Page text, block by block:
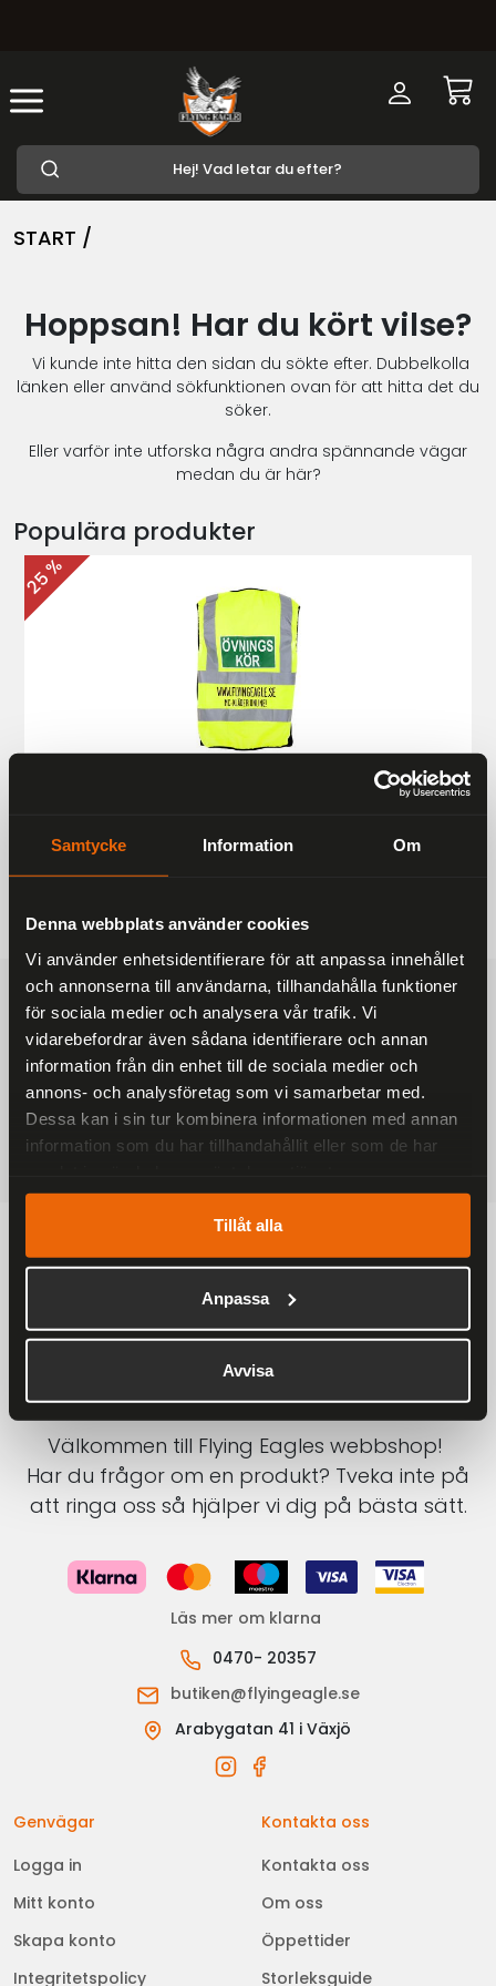
Samtycke Information Om
Denna webbplats använder cookies
Vi använder enhetsidentifierare för att anpassa innehållet
och annonserna till användarna, tillhandahålla funktioner
för sociala medier och analysera vår trafik. Vi
vidarebefordrar även sådana identifierare och annan
information från din enhet till de sociala medier och
annons- och analysföretag som vi samarbetar med.
Dessa kan i sin tur kombinera informationen med annan
information som du har tillhandahållit eller som de har
Tillåt alla
Anpassa
Avvisa
START /
Hoppsan! Har du kört vilse?
Vi kunde inte hitta den sidan du sökte efter. Dubbelkolla
länken eller använd sökfunktionen ovan för att hitta det du
söker.
Eller varför inte utforska några andra spännande vägar
medan du är här?
Populära produkter
25 %
187 kr
249 kr
FRAKTFRITT
På alla ordrar över 2000 kr
1-3 DAGAR LEVERANS
Inom Sverige med DHL
SÄKRA BETALNINGAR
Betalkort, Klarna eller Swish
Välkommen till Flying Eagles webbshop!
Har du frågor om en produkt? Tveka inte på
att ringa oss så hjälper vi dig på bästa sätt.
Läs mer om klarna
0470- 20357
butiken@flyingeagle.se
Arabygatan 41 i Växjö
Genvägar
Logga in
Mitt konto
Skapa konto
Integritetspolicy
Kontakta oss
Kontakta oss
Om oss
Öppettider
Storleksguide